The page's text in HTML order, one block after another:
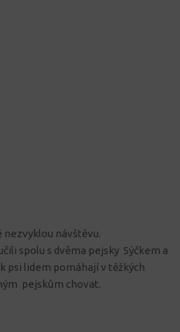
návštěvu.
spolu s dvěma pejsky Sýčkem a
psi lidem pomáhají v těžkých
pejskům chovat.